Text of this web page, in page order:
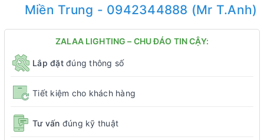
Miền Trung - 0942344888 (Mr T.Anh)
ZALAA LIGHTING – CHU ĐÁO TIN CẬY:
Lắp đặtđúng thông số
Tiết kiệm cho khách hàng
Tư vấn đúng kỹ thuật